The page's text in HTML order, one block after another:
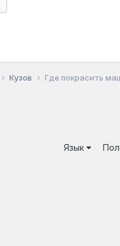
Кузов Где покрасить
Язык